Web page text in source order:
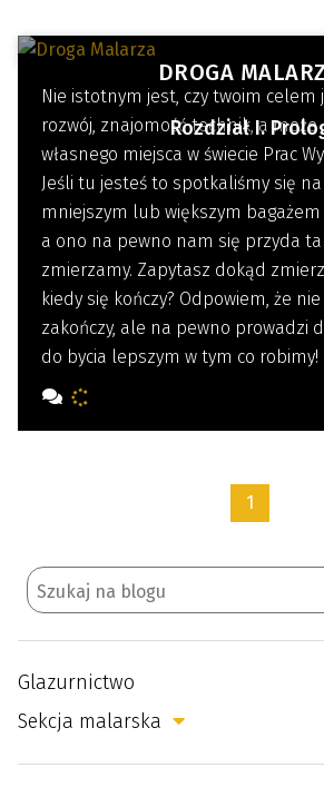
DROGA
Rozdział I.
Nie istotnym jest, czy twoim celem
rozwój, znajomość technik, a
własnego miejsca w świecie Prac
Jeśli tu jesteś to spotkaliśmy się
mniejszym lub większym bagażem
a ono na pewno nam się przyda
zmierzamy. Zapytasz dokąd
kiedy się kończy? Odpowiem, że
zakończy, ale na pewno prowadzi
do bycia lepszym w tym co robimy!
1
Glazurnictwo
Sekcja malarska